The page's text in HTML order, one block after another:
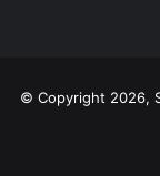
© Copyright 2026,